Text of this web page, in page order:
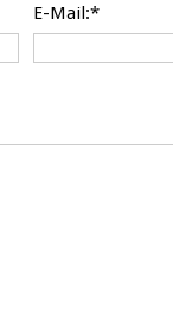
E-Mail:*